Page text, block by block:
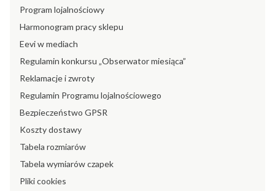
Program lojalnościowy
Harmonogram pracy sklepu
Eevi w mediach
Regulamin konkursu „Obserwator miesiąca”
Reklamacje i zwroty
Regulamin Programu lojalnościowego
Bezpieczeństwo GPSR
Koszty dostawy
Tabela rozmiarów
Tabela wymiarów czapek
Pliki cookies